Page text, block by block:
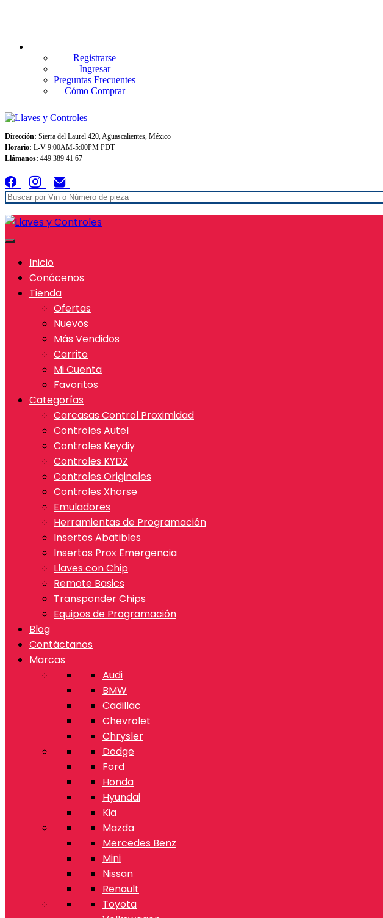
Registrarse
Ingresar
Preguntas Frecuentes
Cómo Comprar
Dirección: Sierra del Laurel 420, Aguascalientes, México
Horario: L-V 9:00AM-5:00PM PDT
Llámanos: 449 389 41 67
Inicio
Conócenos
Tienda
Ofertas
Nuevos
Más Vendidos
Carrito
Mi Cuenta
Favoritos
Categorías
Carcasas Control Proximidad
Controles Autel
Controles Keydiy
Controles KYDZ
Controles Originales
Controles Xhorse
Emuladores
Herramientas de Programación
Insertos Abatibles
Insertos Prox Emergencia
Llaves con Chip
Remote Basics
Transponder Chips
Equipos de Programación
Blog
Contáctanos
Marcas
Audi
BMW
Cadillac
Chevrolet
Chrysler
Dodge
Ford
Honda
Hyundai
Kia
Mazda
Mercedes Benz
Mini
Nissan
Renault
Toyota